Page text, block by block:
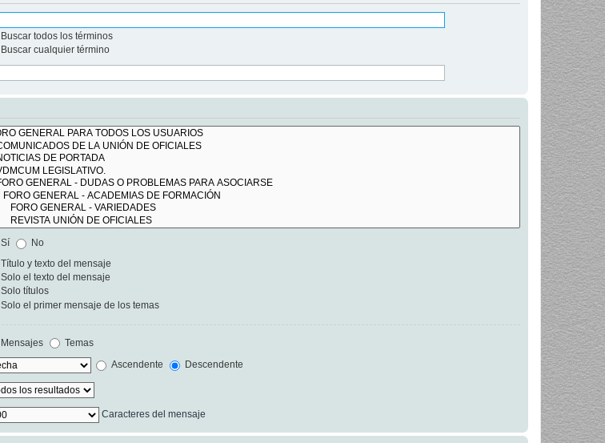
Buscar todos los términos
Buscar cualquier término
Sí
No
Título y texto del mensaje
Solo el texto del mensaje
Solo títulos
Solo el primer mensaje de los temas
Mensajes
Temas
Ascendente Descendente
Caracteres del mensaje